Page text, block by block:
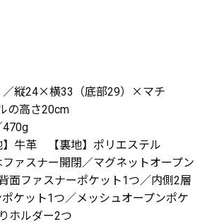
縦24×横33（底部29）×マチ
の高さ20cm
牛革 【裏地】ポリエステル
ァスナー開閉／マグネットオープン
面ファスナーポケット1つ／内側2層
ケット1つ／メッシュオープンポケ
ホルダー2つ